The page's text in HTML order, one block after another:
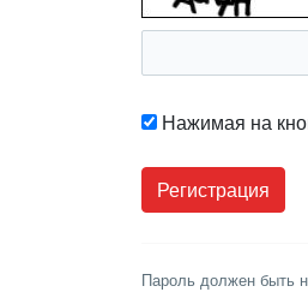
Нажимая на
Пароль должен быть